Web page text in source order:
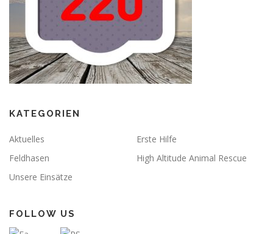
KATEGORIEN
Aktuelles
Erste Hilfe
Feldhasen
High Altitude Animal Rescue
Unsere Einsätze
FOLLOW US